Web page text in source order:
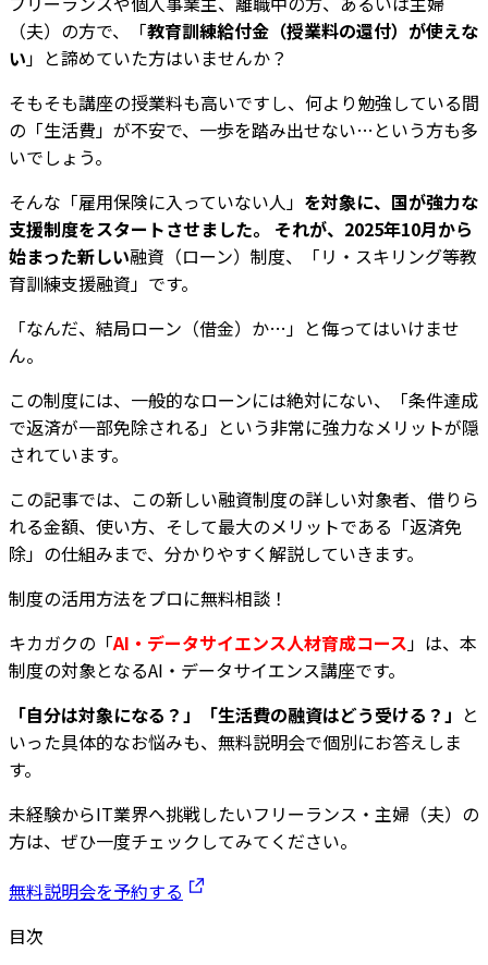
（夫）の方で、「教育訓練給付金（授業料の還付）が使えな
い」と諦めていた方はいませんか？
そもそも講座の授業料も高いですし、何より勉強している間
の「生活費」が不安で、一歩を踏み出せない…という方も多
いでしょう。
そんな「雇用保険に入っていない人」 を対象に、国が強力な
支援制度をスタートさせました。 それが、2025年10月から
始まった新しい融資（ローン）制度、「リ・スキリング等教
育訓練支援融資」です。
「なんだ、結局ローン（借金）か…」と侮ってはいけませ
ん。
この制度には、一般的なローンには絶対にない、「条件達成
で返済が一部免除される」という非常に強力なメリットが隠
されています。
この記事では、この新しい融資制度の詳しい対象者、借りら
れる金額、使い方、そして最大のメリットである「返済免
除」の仕組みまで、分かりやすく解説していきます。
制度の活用方法をプロに無料相談！
キカガクの「AI・データサイエンス人材育成コース」は、本
制度の対象となるAI・データサイエンス講座です。
「自分は対象になる？」「生活費の融資はどう受ける？」 と
いった具体的なお悩みも、無料説明会で個別にお答えしま
す。
未経験からIT業界へ挑戦したいフリーランス・主婦（夫）の
方は、ぜひ一度チェックしてみてください。
無料説明会を予約する
目次